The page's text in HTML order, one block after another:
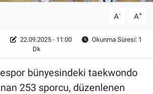
A- A+
22.09.2025 - 11:00
Okunma Süresi: 1
Dk
bünyesindeki taekwondo
253 sporcu, düzenlenen